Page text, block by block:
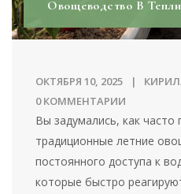
Овощеводство В
ОКТЯБРЯ 10, 2025
0 КОММЕНТАРИИ
Вы задумались, как часто
традиционные летние
постоянного доступа к
которые быстро